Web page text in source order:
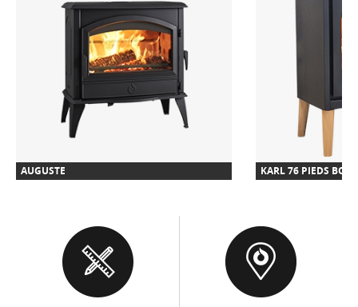
AUGUSTE KARL 76 PIEDS BOIS